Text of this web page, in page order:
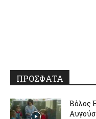
ΠΡΟΣΦΑΤΑ
Βόλος